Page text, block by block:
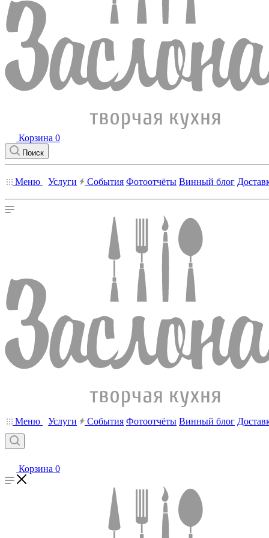
Корзина 0
Поиск
Меню Услуги События Фотоотчёты Винный блог
Меню Услуги События Фотоотчёты Винный блог
Корзина 0